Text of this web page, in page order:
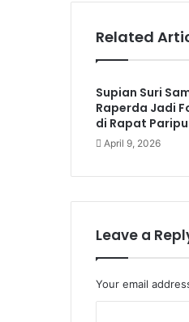
Related
Supian Suri
Raperda Jadi
di Rapat
April 9, 2026
Leave a
Your email